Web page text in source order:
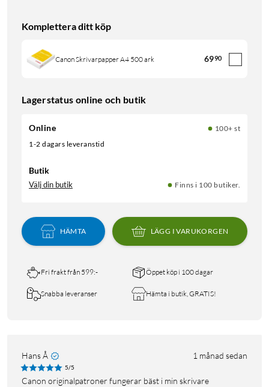
Komplettera ditt köp
Canon Skrivarpapper A4 500 ark 6990
Lagerstatus online och butik
Online
100+ st
1-2 dagars leveranstid
Butik
Välj din butik Finns i 100 butiker.
HÄMTA LÄGG I VARUKORGEN
Fri frakt från 599:- Öppet köp i 100 dagar
Snabba leveranser Hämta i butik, GRATIS!
Hans Å 1 månad sedan
5/5
canon originalpatroner fungerar bäst i min skrivare